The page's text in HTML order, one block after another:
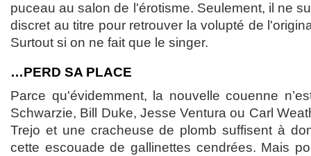
puceau au salon de l'érotisme. Seulement, il ne
discret au titre pour retrouver la volupté de
Surtout si on ne fait que le singer.
…PERD SA PLACE
Parce qu'évidemment, la nouvelle couenne
Schwarzie, Bill Duke, Jesse Ventura ou Carl
Trejo et une cracheuse de plomb suffisent à
cette escouade de gallinettes cendrées. Mais